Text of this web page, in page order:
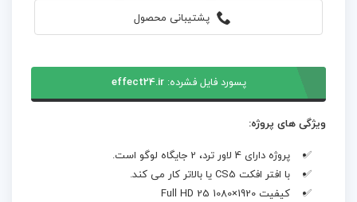
پشتیبانی محصول
پسورد فایل فشرده:effect24.ir
ویژگی های پروژه:
پروژه دارای 4 لاور ترد، 2 جایگاه لوگو است.
با افتر افکت CS5 یا بالاتر کار می کند.
کیفیت 1920×1080 Full HD 25